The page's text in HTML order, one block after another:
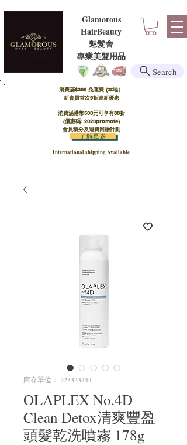
Glamorous
HairBeauty
魅髮舍
​​專業美髮用品
消費滿$300 免運費 (本地）​
新會員首次9折迎新優惠
消費滿港幣500元可享有88折
(優惠碼: 2023promote)
會員積分及運費回贈計劃
International shipping Available
了解更多
Search
庫存單位： 223323444
OLAPLEX No.4D
Clean Detox清爽豐盈
頭髮乾洗噴霧 178g